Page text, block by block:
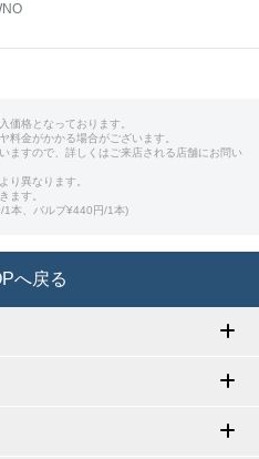
価格となっております。
料金がかかる場合がございます。
ますので、詳しくはご来店される店舗にお問い
り異なります。
ます。
本、バルブ¥440円/1本)
へ戻る